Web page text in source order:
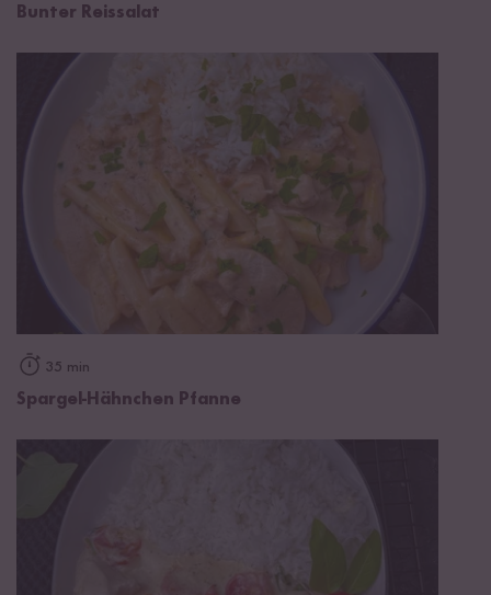
Bunter Reissalat
35 min
Spargel-Hähnchen Pfanne